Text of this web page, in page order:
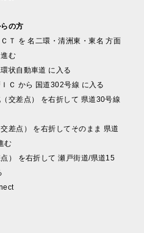
の方
Ｔ を 名二環・清洲東・東名 方面
む
状自動車道 に入る
Ｃ から 国道302号線 に入る
交差点） を右折して 県道30号線
差点） を右折してそのまま 県道
む
） を右折して 瀬戸街道/県道15